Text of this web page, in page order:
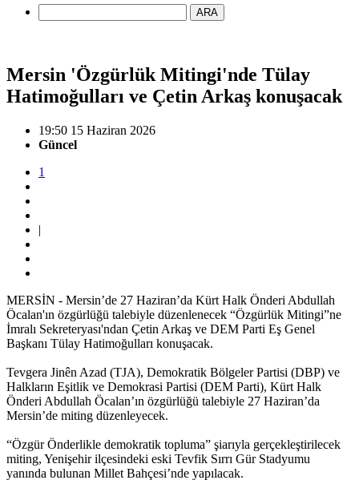
ARA
Mersin 'Özgürlük Mitingi'nde Tülay
Hatimoğulları ve Çetin Arkaş konuşacak
19:50 15 Haziran 2026
Güncel
1
|
MERSİN - Mersin’de 27 Haziran’da Kürt Halk Önderi Abdullah
Öcalan'ın özgürlüğü talebiyle düzenlenecek “Özgürlük Mitingi”ne
İmralı Sekreteryası'ndan Çetin Arkaş ve DEM Parti Eş Genel
Başkanı Tülay Hatimoğulları konuşacak.
Tevgera Jinên Azad (TJA), Demokratik Bölgeler Partisi (DBP) ve
Halkların Eşitlik ve Demokrasi Partisi (DEM Parti), Kürt Halk
Önderi Abdullah Öcalan’ın özgürlüğü talebiyle 27 Haziran’da
Mersin’de miting düzenleyecek.
“Özgür Önderlikle demokratik topluma” şiarıyla gerçekleştirilecek
miting, Yenişehir ilçesindeki eski Tevfik Sırrı Gür Stadyumu
yanında bulunan Millet Bahçesi’nde yapılacak.